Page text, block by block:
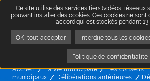
Accueil La vie municipale
Les conseils
municipaux
Délibérations antérieures
Ce site utilise des services tiers (vidéos, réseaux
pouvant installer des cookies. Ces cookies ne sont
accord qui est stockés pendant 13
OK, tout accepter Interdire tous les
Politique de confidentialité